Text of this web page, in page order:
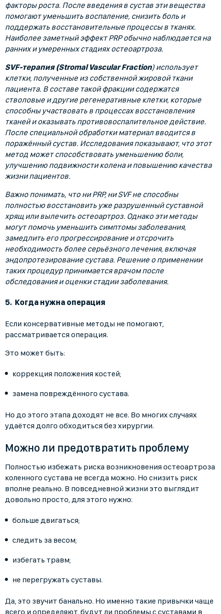
факторы роста. После введения в сустав эти вещества
помогают уменьшить воспаление, снизить боль и
поддержать восстановительные процессы в тканях.
Наиболее заметный эффект PRP обычно наблюдается на
ранних и умеренных стадиях остеоартроза.
SVF-терапия (Stromal Vascular Fraction) использует
клетки, полученные из собственной жировой ткани
пациента. В составе такой фракции содержатся
стволовые и другие регенеративные клетки, которые
способны участвовать в процессах восстановления
тканей и оказывать противовоспалительное действие.
После специальной обработки материал вводится в
поражённый сустав. Исследования показывают, что этот
метод может способствовать уменьшению боли,
улучшению подвижности колена и повышению качества
жизни пациентов.
Важно понимать, что ни PRP, ни SVF не способны
полностью восстановить уже разрушенный суставной
хрящ или вылечить остеоартроз. Однако эти методы
могут помочь уменьшить симптомы заболевания,
замедлить его прогрессирование и отсрочить
необходимость более серьёзного лечения, включая
эндопротезирование сустава. Решение о применении
таких процедур принимается врачом после
обследования и оценки стадии заболевания.
Когда нужна операция
Если консервативные методы не помогают,
рассматривается операция.
Это может быть:
коррекция положения костей;
замена повреждённого сустава.
Но до этого этапа доходят не все. Во многих случаях
удаётся долго обходиться без хирургии.
Можно ли предотвратить проблему
Полностью избежать риска возникновения остеоартроза
коленного сустава не всегда можно. Но снизить риск
вполне реально. В повседневной жизни это выглядит
довольно просто, для этого нужно:
больше двигаться;
следить за весом;
избегать травм;
не перегружать суставы.
Да, это звучит банально. Но именно такие привычки чаще
всего и определяют, будут ли проблемы с суставами в